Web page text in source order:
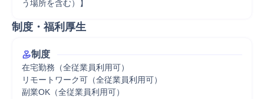
う場所を含む）】
制度・福利厚生
制度
在宅勤務（全従業員利用可）
リモートワーク可（全従業員利用可）
副業OK（全従業員利用可）